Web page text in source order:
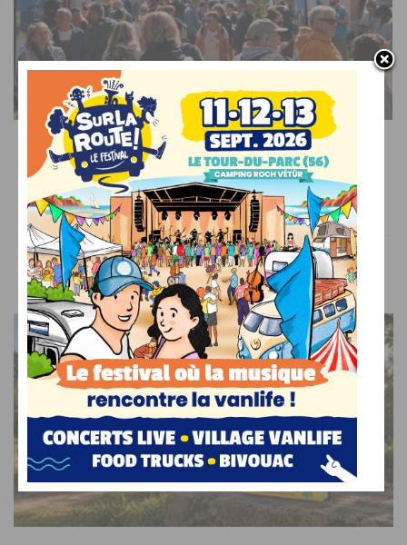
SUR LE WEB
Voyage, musique et océan : venez découvrir et
célébrer la vanlife en Bretagne !
VOUS AIMEREZ AUSSI